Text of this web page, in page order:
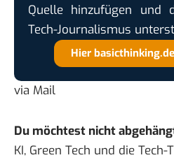
Quelle hinzufügen und
Tech-Journalismus
Hier
via Mail
Du möchtest nicht
KI, Green Tech und die